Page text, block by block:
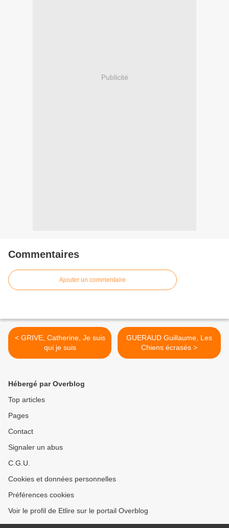
Publicité
Commentaires
Ajouter un commentaire
< GRIVE, Catherine, Je suis
qui je suis
GUERAUD Guillaume, Les
Chiens écrasés >
Hébergé par Overblog
Top articles
Pages
Contact
Signaler un abus
C.G.U.
Cookies et données personnelles
Préférences cookies
Voir le profil de Etlire sur le portail Overblog